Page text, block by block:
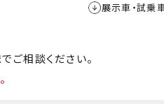
展示車・試乗
ご相談ください。